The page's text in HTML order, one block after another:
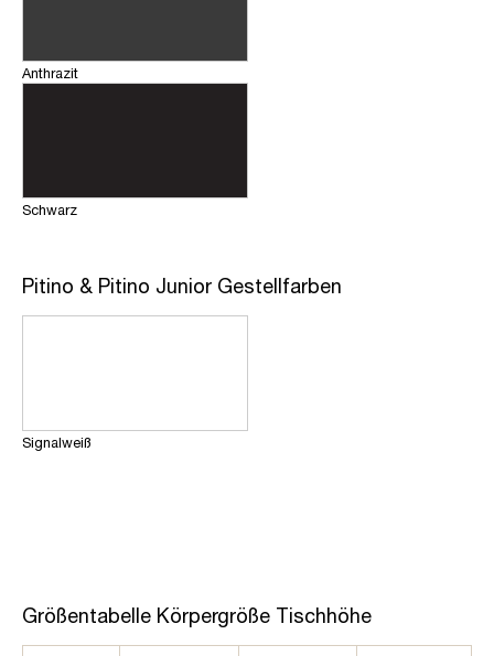
Anthrazit
Schwarz
Pitino & Pitino Junior Gestellfarben
Signalweiß
Größentabelle Körpergröße Tischhöhe